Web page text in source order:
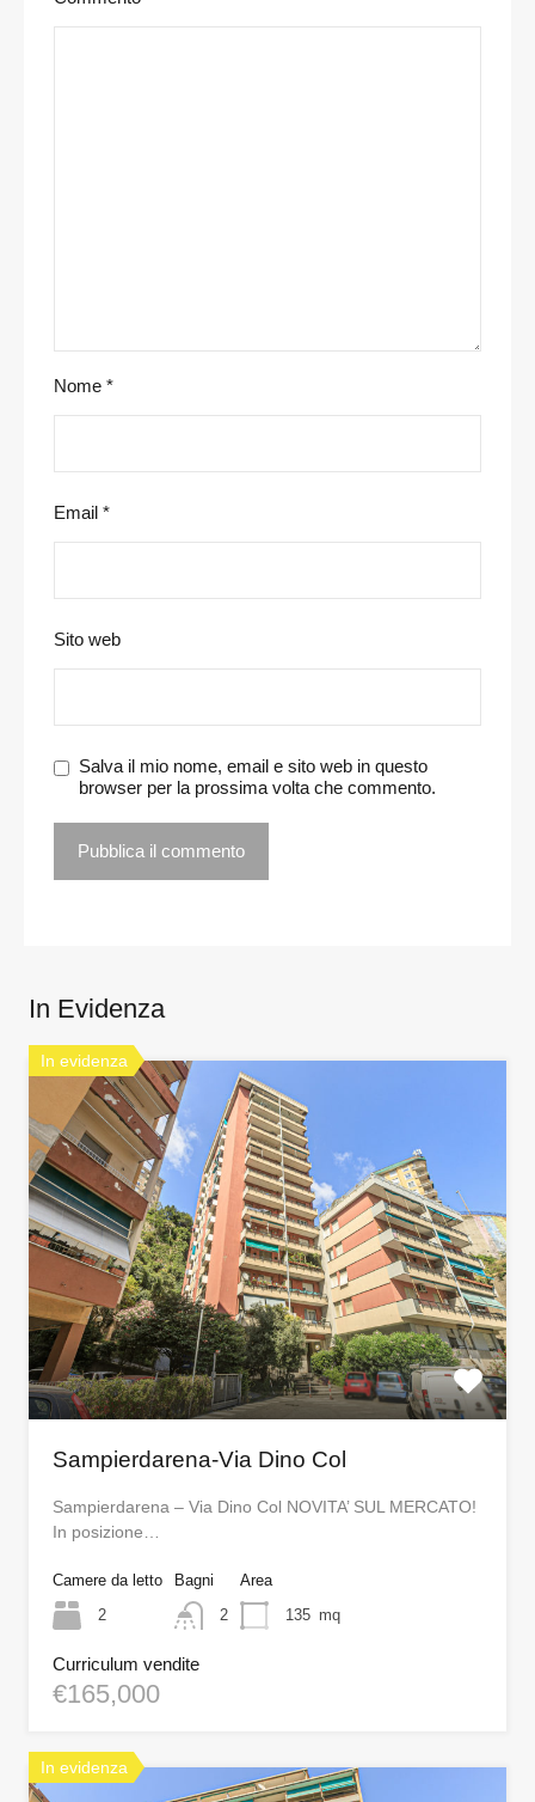
Nome *
Email *
Sito web
Salva il mio nome, email e sito web in questo
browser per la prossima volta che commento.
In Evidenza
In evidenza
Sampierdarena-Via Dino Col
Sampierdarena – Via Dino Col NOVITA’ SUL MERCATO!
In posizione…
Camere da letto
2
Bagni
2
Area
135 mq
Curriculum vendite
€165,000
In evidenza